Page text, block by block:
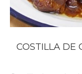
COSTILLA DE